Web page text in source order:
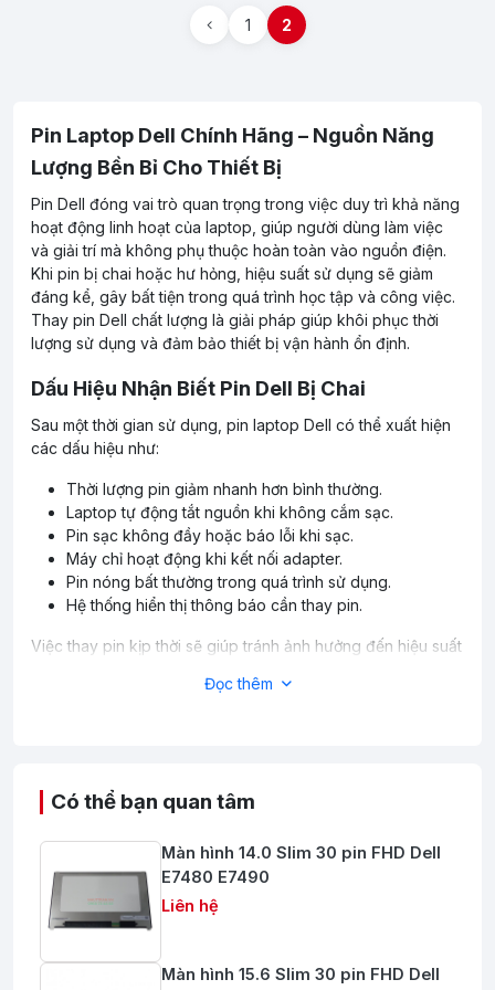
1 2
Pin Laptop Dell Chính Hãng – Nguồn Năng
Lượng Bền Bỉ Cho Thiết Bị
Pin Dell đóng vai trò quan trọng trong việc duy trì khả năng
hoạt động linh hoạt của laptop, giúp người dùng làm việc
và giải trí mà không phụ thuộc hoàn toàn vào nguồn điện.
Khi pin bị chai hoặc hư hỏng, hiệu suất sử dụng sẽ giảm
đáng kể, gây bất tiện trong quá trình học tập và công việc.
Thay pin Dell chất lượng là giải pháp giúp khôi phục thời
lượng sử dụng và đảm bảo thiết bị vận hành ổn định.
Dấu Hiệu Nhận Biết Pin Dell Bị Chai
Sau một thời gian sử dụng, pin laptop Dell có thể xuất hiện
các dấu hiệu như:
Thời lượng pin giảm nhanh hơn bình thường.
Laptop tự động tắt nguồn khi không cắm sạc.
Pin sạc không đầy hoặc báo lỗi khi sạc.
Máy chỉ hoạt động khi kết nối adapter.
Pin nóng bất thường trong quá trình sử dụng.
Hệ thống hiển thị thông báo cần thay pin.
Việc thay pin kịp thời sẽ giúp tránh ảnh hưởng đến hiệu suất
Kéo dài thời gian sử dụng sau mỗi lần sạc.
Đảm bảo nguồn điện ổn định cho laptop.
Hạn chế tình trạng mất dữ liệu do sập nguồn đột ngột.
Nâng cao hiệu suất làm việc di động.
Bảo vệ hệ thống nguồn và linh kiện bên trong máy.
Pin Dell Tương Thích Nhiều Dòng Máy
Chúng tôi cung cấp pin thay thế cho nhiều dòng laptop Dell
Đọc thêm
Có thể bạn quan tâm
Màn hình 14.0 Slim 30 pin FHD Dell
E7480 E7490
Liên hệ
Màn hình 15.6 Slim 30 pin FHD Dell